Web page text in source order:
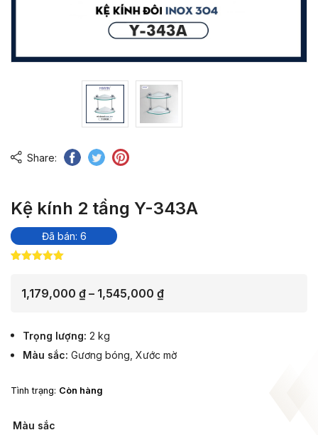
Share:
Kệ kính 2 tầng Y-343A
Đã bán: 6
đánh giá
1,179,000 ₫ – 1,545,000 ₫Khoảng
đến
Trọng lượng 2 kg
Màu sắc Gương bóng Xước mờ
Tình trạng: Còn hàng
Màu sắc